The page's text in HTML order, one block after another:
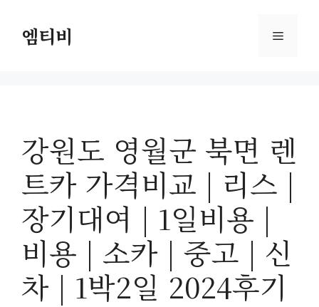
엠티비 메
강원도 영월군 북면 렌
트카 가격비교 | 리스 |
장기대여 | 1일비용 |
비용 | 소카 | 중고 | 신
차 | 1박2일 2024후기